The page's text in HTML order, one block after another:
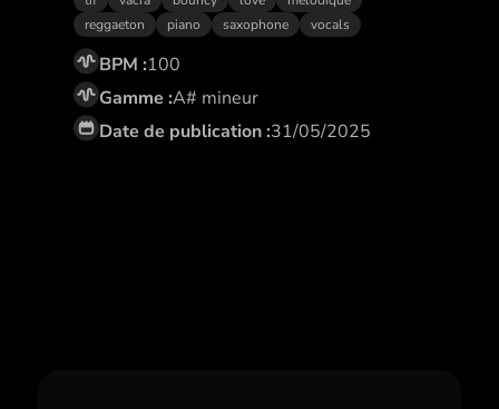
reggaeton
piano saxophone vocals
BPM :100
Gamme :A# mineur
Date de publication :31/05/2025